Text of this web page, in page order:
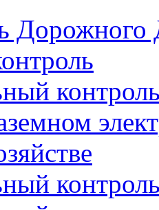
контроль